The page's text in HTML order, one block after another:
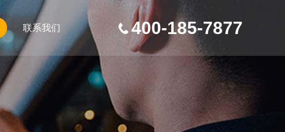
联系我们 400-185-7877